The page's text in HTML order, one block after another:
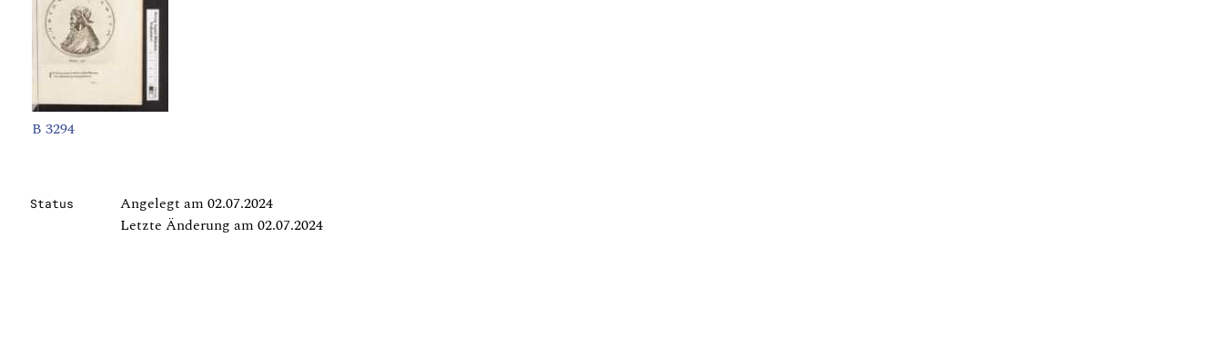
B 3294
Status
Angelegt am 02.07.2024
Letzte Änderung am 02.07.2024